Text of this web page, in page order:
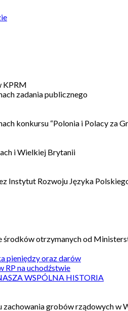
KPRM
zadania publicznego
konkursu “Polonia i Polacy za
i Wielkiej Brytanii
Instytut Rozwoju Języka
środków otrzymanych od
pieniędzy oraz darów
RP na uchodźstwie
WSPÓLNA HISTORIA
zachowania grobów rządowych w